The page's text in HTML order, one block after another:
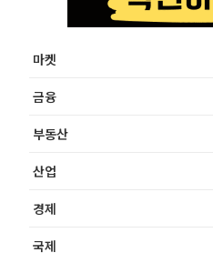
마켓
금융
부동산
산업
경제
국제